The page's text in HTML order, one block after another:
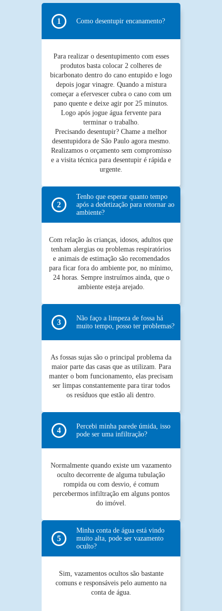
Como desentupir encanamento?
Para realizar o desentupimento com esses
produtos basta colocar 2 colheres de
bicarbonato dentro do cano entupido e logo
depois jogar vinagre. Quando a mistura
começar a efervescer cubra o cano com um
pano quente e deixe agir por 25 minutos.
Logo após jogue água fervente para
terminar o trabalho.
Precisando desentupir? Chame a melhor
desentupidora de São Paulo agora mesmo.
Realizamos o orçamento sem compromisso
e a visita técnica para desentupir é rápida e
urgente.
Tenho que esperar quanto tempo
após a dedetização para retornar ao
ambiente?
Com relação às crianças, idosos, adultos que
tenham alergias ou problemas respiratórios
e animais de estimação são recomendados
para ficar fora do ambiente por, no mínimo,
24 horas. Sempre instruímos ainda, que o
ambiente esteja arejado.
Não faço a limpeza de fossa há
muito tempo, posso ter problemas?
As fossas sujas são o principal problema da
maior parte das casas que as utilizam. Para
manter o bom funcionamento, elas precisam
ser limpas constantemente para tirar todos
os resíduos que estão ali dentro.
Percebi minha parede úmida, isso
pode ser uma infiltração?
Normalmente quando existe um vazamento
oculto decorrente de alguma tubulação
rompida ou com desvio, é comum
percebermos infiltração em alguns pontos
do imóvel.
Minha conta de água está vindo
muito alta, pode ser vazamento
oculto?
Sim, vazamentos ocultos são bastante
comuns e responsáveis pelo aumento na
conta de água.